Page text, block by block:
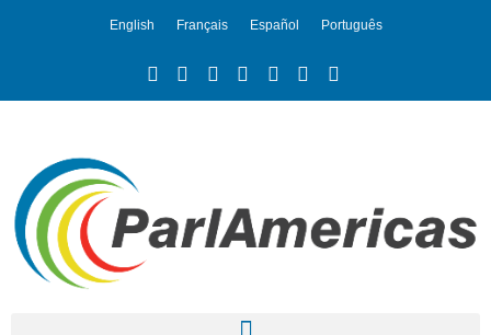
English Français Español Português